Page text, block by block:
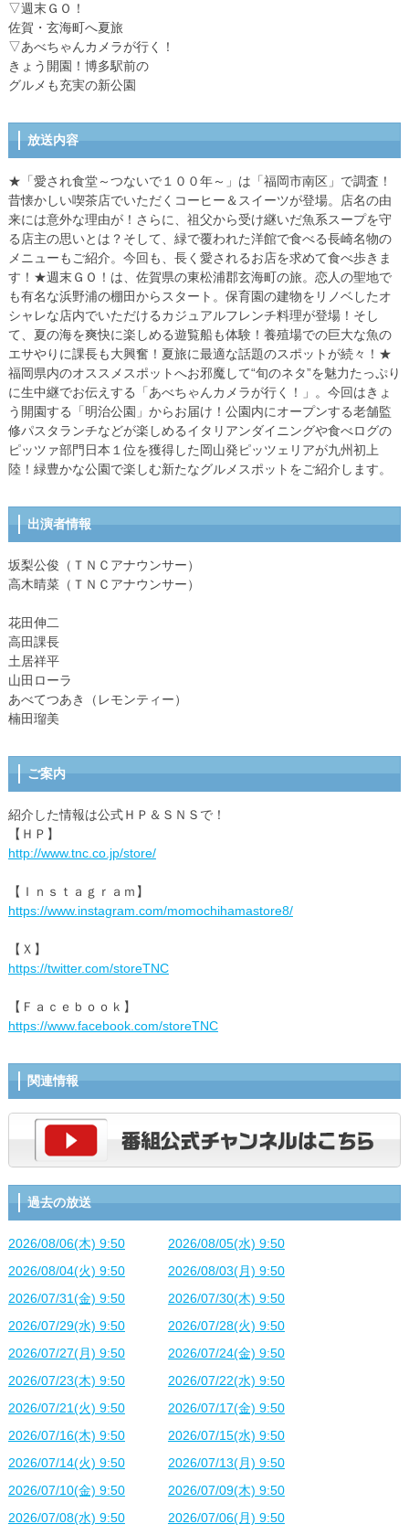
▽週末ＧＯ！
佐賀・玄海町へ夏旅
▽あべちゃんカメラが行く！
きょう開園！博多駅前の
グルメも充実の新公園
放送内容
★「愛され食堂～つないで１００年～」は「福岡市南区」で調査！
昔懐かしい喫茶店でいただくコーヒー＆スイーツが登場。店名の由
来には意外な理由が！さらに、祖父から受け継いだ魚系スープを守
る店主の思いとは？そして、緑で覆われた洋館で食べる長崎名物の
メニューもご紹介。今回も、長く愛されるお店を求めて食べ歩きま
す！★週末ＧＯ！は、佐賀県の東松浦郡玄海町の旅。恋人の聖地で
も有名な浜野浦の棚田からスタート。保育園の建物をリノベしたオ
シャレな店内でいただけるカジュアルフレンチ料理が登場！そし
て、夏の海を爽快に楽しめる遊覧船も体験！養殖場での巨大な魚の
エサやりに課長も大興奮！夏旅に最適な話題のスポットが続々！★
福岡県内のオススメスポットへお邪魔して“旬のネタ”を魅力たっぷり
に生中継でお伝えする「あべちゃんカメラが行く！」。今回はきょ
う開園する「明治公園」からお届け！公園内にオープンする老舗監
修パスタランチなどが楽しめるイタリアンダイニングや食べログの
ピッツァ部門日本１位を獲得した岡山発ピッツェリアが九州初上
陸！緑豊かな公園で楽しむ新たなグルメスポットをご紹介します。
出演者情報
坂梨公俊（ＴＮＣアナウンサー）
高木晴菜（ＴＮＣアナウンサー）
花田伸二
高田課長
土居祥平
山田ローラ
あべてつあき（レモンティー）
楠田瑠美
ご案内
紹介した情報は公式ＨＰ＆ＳＮＳで！
【ＨＰ】
http://www.tnc.co.jp/store/
【Ｉｎｓｔａｇｒａｍ】
https://www.instagram.com/momochihamastore8/
【Ｘ】
https://twitter.com/storeTNC
【Ｆａｃｅｂｏｏｋ】
https://www.facebook.com/storeTNC
関連情報
過去の放送
2026/08/06(木) 9:50
2026/08/05(水) 9:50
2026/08/04(火) 9:50
2026/08/03(月) 9:50
2026/07/31(金) 9:50
2026/07/30(木) 9:50
2026/07/29(水) 9:50
2026/07/28(火) 9:50
2026/07/27(月) 9:50
2026/07/24(金) 9:50
2026/07/23(木) 9:50
2026/07/22(水) 9:50
2026/07/21(火) 9:50
2026/07/17(金) 9:50
2026/07/16(木) 9:50
2026/07/15(水) 9:50
2026/07/14(火) 9:50
2026/07/13(月) 9:50
2026/07/10(金) 9:50
2026/07/09(木) 9:50
2026/07/08(水) 9:50
2026/07/06(月) 9:50